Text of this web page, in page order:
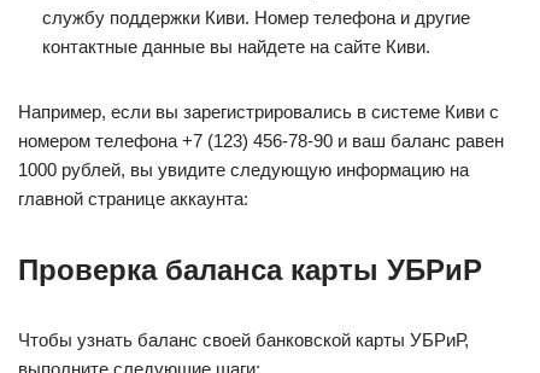
службу поддержки Киви. Номер телефона и другие
контактные данные вы найдете на сайте Киви.
Например, если вы зарегистрировались в системе Киви с
номером телефона +7 (123) 456-78-90 и ваш баланс равен
1000 рублей, вы увидите следующую информацию на
главной странице аккаунта:
Проверка баланса карты УБРиР
Чтобы узнать баланс своей банковской карты УБРиР,
выполните следующие шаги: